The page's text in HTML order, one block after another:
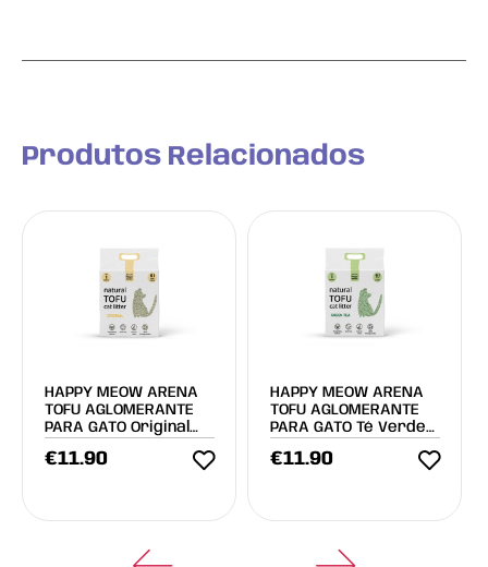
Produtos Relacionados
HAPPY MEOW ARENA
TOFU AGLOMERANTE
PARA GATO Original
€11.90
HAPPY MEOW ARENA
TOFU AGLOMERANTE
PARA GATO Té Verde
€11.90